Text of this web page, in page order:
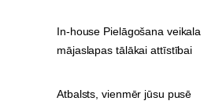
In-house Pielāgošana veikala
mājaslapas tālākai attīstībai
Atbalsts, vienmēr jūsu pusē